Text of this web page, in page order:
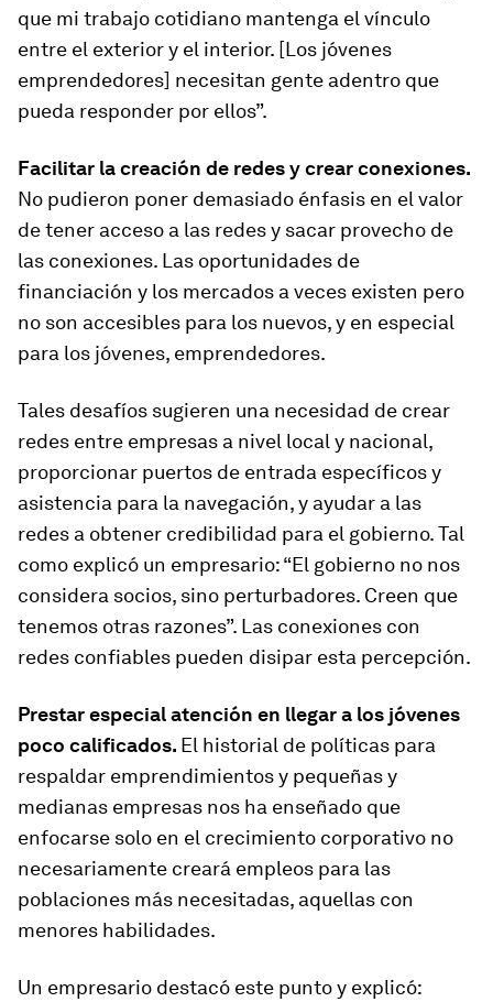
que mi trabajo cotidiano mantenga el vínculo
entre el exterior y el interior. [Los jóvenes
emprendedores] necesitan gente adentro que
pueda responder por ellos”.
Facilitar la creación de redes y crear conexiones.
No pudieron poner demasiado énfasis en el valor
de tener acceso a las redes y sacar provecho de
las conexiones. Las oportunidades de
financiación y los mercados a veces existen pero
no son accesibles para los nuevos, y en especial
para los jóvenes, emprendedores.
Tales desafíos sugieren una necesidad de crear
redes entre empresas a nivel local y nacional,
proporcionar puertos de entrada específicos y
asistencia para la navegación, y ayudar a las
redes a obtener credibilidad para el gobierno. Tal
como explicó un empresario: “El gobierno no nos
considera socios, sino perturbadores. Creen que
tenemos otras razones”. Las conexiones con
redes confiables pueden disipar esta percepción.
Prestar especial atención en llegar a los jóvenes
poco calificados. El historial de políticas para
respaldar emprendimientos y pequeñas y
medianas empresas nos ha enseñado que
enfocarse solo en el crecimiento corporativo no
necesariamente creará empleos para las
poblaciones más necesitadas, aquellas con
menores habilidades.
Un empresario destacó este punto y explicó: